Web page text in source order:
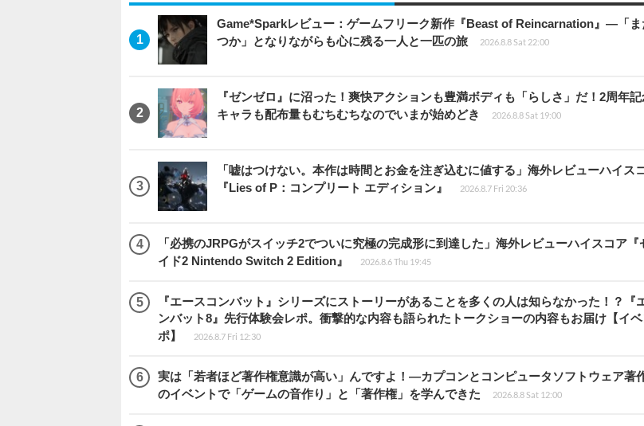
Game*Sparkレビュー：ゲームフリーク新作『Beast of Reincarnation』―「ま
つか」となりながらも心に残る一人と一匹の旅
2026.8.8 Sat 22:00
『ゼンゼロ』に沼った！爽快アクションも豊満ボディも「らしさ」だ！2周年
キャラも配布量もむちむちなのでいまが始めどき
2026.8.8 Sat 19:00
「嘘はつけない。本作は時間とお金を注ぎ込むに値する」海外レビューハイス
『Lies of P：コンプリート エディション』
2026.8.7 Fri 20:36
「必携のJRPGがスイッチ2でついに究極の完成形に到達した」海外レビューハイスコア『
イド2 Nintendo Switch 2 Edition』
2026.8.6 Thu 19:45
『エースコンバット』シリーズにストーリーがあることを多くの人は知らなかった！？『
ンバット8』先行体験会レポ。衝撃的な内容も語られたトークショーの内容もお届け【イ
ポ】
2026.8.7 Fri 12:30
実は「若者ほど著作権意識が高い」んですよ！―カプコンとコンピュータソフトウェア著
のイベントで「ゲームの音作り」と「著作権」を学んできた
2026.8.8 Sat 12:00